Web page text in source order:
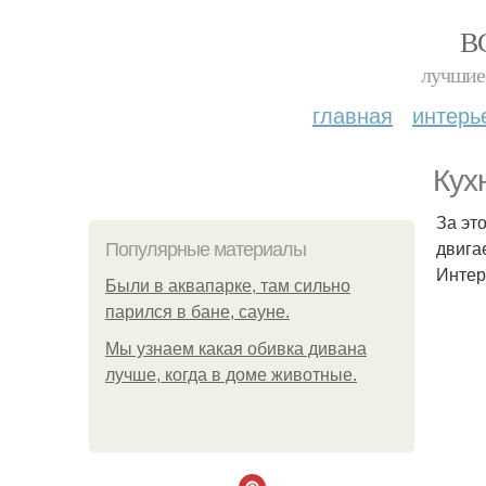
лучшие
главная
Популярные материалы
Были в аквапарке, там сильно
парился в бане, сауне.
Мы узнаем какая обивка дивана
лучше, когда в доме животные.
За